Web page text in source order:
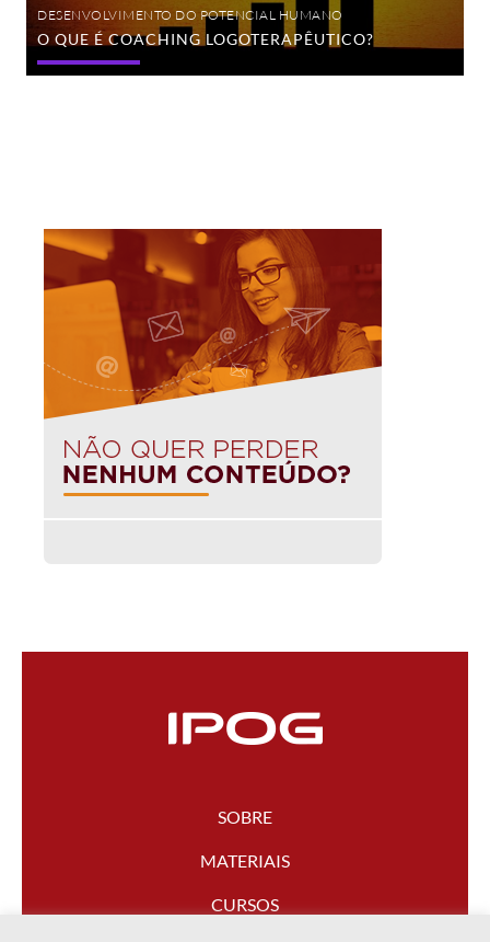
DESENVOLVIMENTO DO POTENCIAL HUMANO
O QUE É COACHING LOGOTERAPÊUTICO?
SOBRE
MATERIAIS
CURSOS